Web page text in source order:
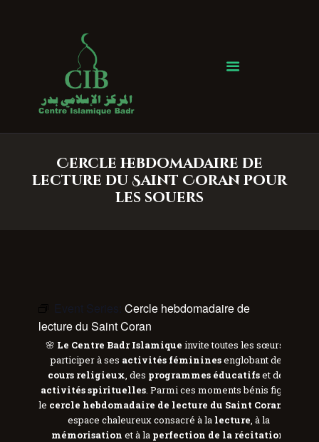
Cercle hebdomadaire de
lecture du Saint Coran pour
les souers
Centre Islamique Badr
Event Series: Cercle hebdomadaire de
lecture du Saint Coran
🌸 Le Centre Badr Islamique invite toutes les sœurs à
participer à ses activités fémininesenglobant des
cours religieux, des programmes éducatifset des
activités spirituelles. Parmi ces moments bénis figure
le cercle hebdomadaire de lecture du Saint Coran
espace chaleureux consacré à la lecture, à la
mémorisation et à la perfection de la récitation